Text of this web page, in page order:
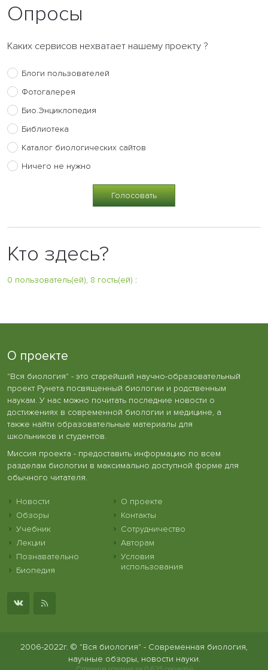
Опросы
Каких сервисов нехватает нашему проекту ?
Блоги пользователей
Фотогалерея
Био.Энциклопедия
Библиотека
Каталог биологических сайтов
Ничего не нужно
Кто здесь?
0 пользователь(ей), 8 гость(ей) :
О проекте
"Вся биология" - это старейший научно-образовательный
проект Рунета посвященный биологии и родственным
наукам. У нас можно почитать последние новости о
достижениях в современной биологии и медицине, а
также найти образовательные материалы для
школьников и студентов.
Миссия проекта - предоставить информацию по всем
разделам биологии в максимально доступной форме для
обычного читателя.
Новости
Обзоры
Учебник
Лекции
Познавательно
Биопедия
О проекте
Контакты
Сотрудничество
Авторам
Условия
использования
2006-2022г. © "Вся биология" - Современная биология,
научные обзоры, новости науки.